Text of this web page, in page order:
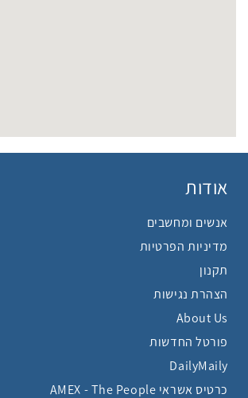
אודות
אנשים ומחשבים
מדיניות הפרטיות
תקנון
הצהרת נגישות
About Us
פורטל החדשות
DailyMaily
כרטיס אשראי AMEX - The People